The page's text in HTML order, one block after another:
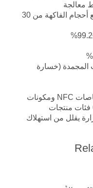
معالجة
قناة تصنيف مرنة: قابلة للتكيف مع أحجام الفاكهة من 30
المجمدة (خسارة
تنويع المنتجات: إنتاج متزامن لمصاصات NFC ومكونات
يقلل من استهلاك